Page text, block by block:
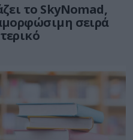
το SkyNomad,
σειρά